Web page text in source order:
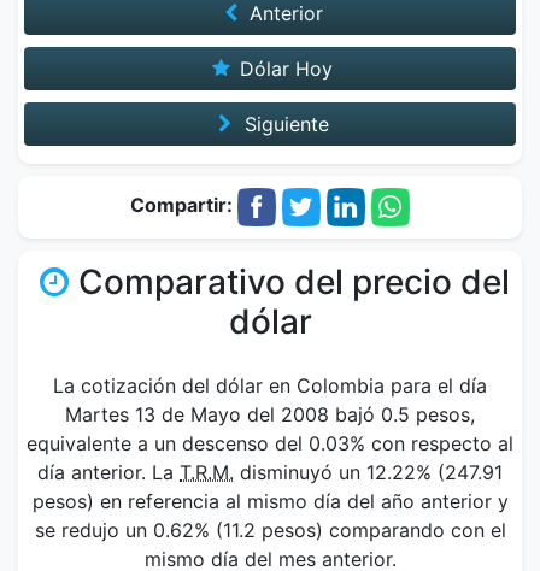
Anterior
Dólar Hoy
Siguiente
Compartir:
Comparativo del precio del
dólar
La cotización del dólar en Colombia para el día
Martes 13 de Mayo del 2008 bajó 0.5 pesos,
equivalente a un descenso del 0.03% con respecto al
día anterior. La T.R.M. disminuyó un 12.22% (247.91
pesos) en referencia al mismo día del año anterior y
se redujo un 0.62% (11.2 pesos) comparando con el
mismo día del mes anterior.